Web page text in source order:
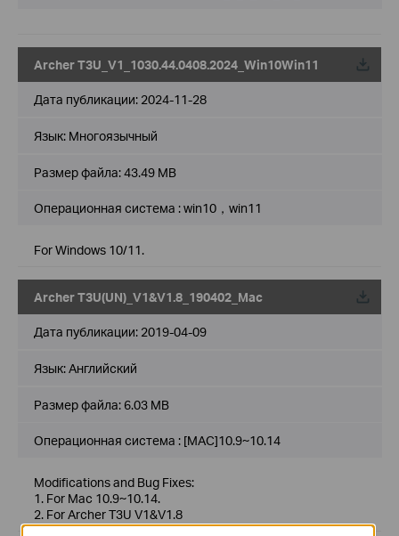
Archer T3U_V1_1030.44.0408.2024_Win10Win11
Дата публикации: 2024-11-28
Язык: Многоязычный
Размер файла:43.49 MB
Операционная система : win10，win11
For Windows 10/11.
Archer T3U(UN)_V1&V1.8_190402_Mac
Дата публикации: 2019-04-09
Язык:Английский
Размер файла: 6.03 MB
Операционная система : [MAC]10.9~10.14
Modifications and Bug Fixes:
1. For Mac 10.9~10.14.
2. For Archer T3U V1&V1.8